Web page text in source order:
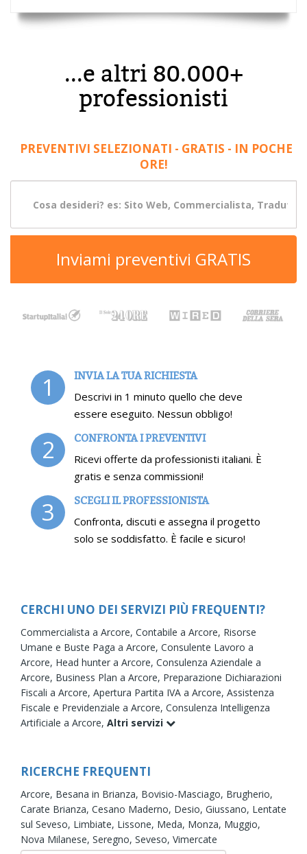
...e altri 80.000+
professionisti
PREVENTIVI SELEZIONATI - GRATIS - IN POCHE
ORE!
Inviami preventivi GRATIS
1 INVIA LA TUA RICHIESTA
Descrivi in 1 minuto quello che deve
essere eseguito. Nessun obbligo!
2 CONFRONTA I PREVENTIVI
Ricevi offerte da professionisti italiani. È
gratis e senza commissioni!
3 SCEGLI IL PROFESSIONISTA
Confronta, discuti e assegna il progetto
solo se soddisfatto. È facile e sicuro!
CERCHI UNO DEI SERVIZI PIÙ FREQUENTI?
Commercialista a Arcore, Contabile a Arcore, Risorse
Umane e Buste Paga a Arcore, Consulente Lavoro a
Arcore, Head hunter a Arcore, Consulenza Aziendale a
Arcore, Business Plan a Arcore, Preparazione Dichiarazioni
Fiscali a Arcore, Apertura Partita IVA a Arcore, Assistenza
Fiscale e Previdenziale a Arcore, Consulenza Intelligenza
Artificiale a Arcore, Altri servizi
RICERCHE FREQUENTI
Arcore, Besana in Brianza, Bovisio-Masciago, Brugherio,
Carate Brianza, Cesano Maderno, Desio, Giussano, Lentate
sul Seveso, Limbiate, Lissone, Meda, Monza, Muggio,
Nova Milanese, Seregno, Seveso, Vimercate